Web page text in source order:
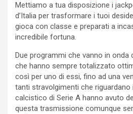
Mettiamo a tua disposizione i
d’Italia per trasformare i tuoi
gioca con classe e preparati a
incredibile fortuna.
Due programmi che vanno in onda
che hanno sempre totalizzato
così per uno di essi, fino ad una
tanti stravolgimenti che
calcistico di Serie A hanno avuto
questa trasmissione comunque